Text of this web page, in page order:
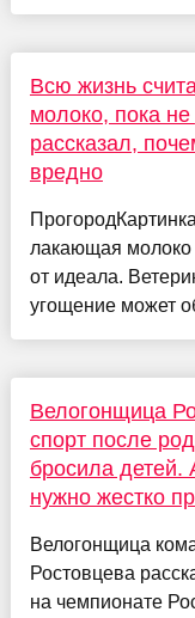
Всю жизнь
молоко, пока
рассказал,
вредно
лакающая молоко
от идеала.
угощение может
Велогонщица
спорт после
бросила детей.
нужно жестко
Велогонщица
Ростовцева
на чемпионате